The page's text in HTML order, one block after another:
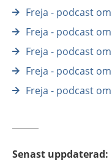
Freja - podcast
Freja - podcast
Freja - podcast
Freja - podcast
Freja - podcast
Senast uppdaterad: